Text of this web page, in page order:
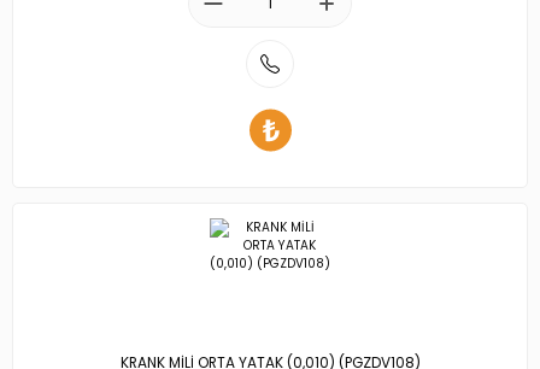
KRANK MİLİ ORTA YATAK (0,010) (PGZDV108)